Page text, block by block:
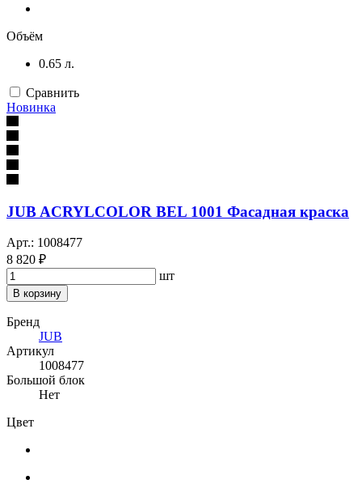
Объём
0.65 л.
Сравнить
Новинка
JUB ACRYLCOLOR BEL 1001 Фасадная краска
Арт.: 1008477
8 820 ₽
шт
В корзину
Бренд
JUB
Артикул
1008477
Большой блок
Нет
Цвет